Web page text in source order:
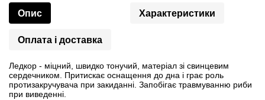
Опис Характеристики
Оплата і доставка
Ледкор - міцний, швидко тонучий, матеріал зі свинцевим
сердечником. Притискає оснащення до дна і грає роль
протизакручувача при закиданні. Запобігає травмуванню риби
при виведенні.